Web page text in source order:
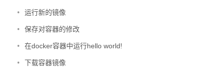
• 运行新的镜像
• 保存对容器的修改
• 在docker容器中运行hello world!
• 下载容器镜像